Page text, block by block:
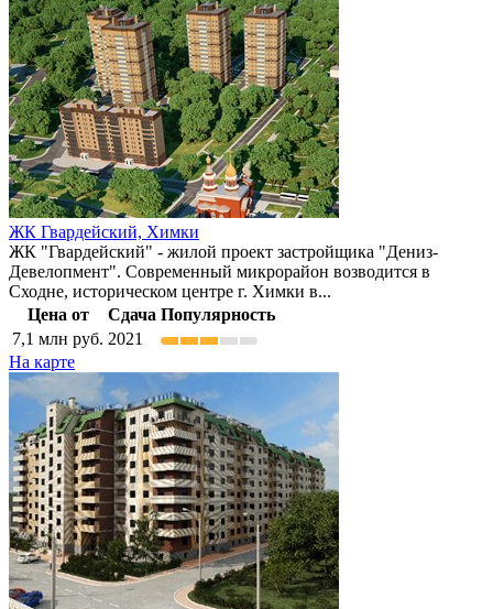
ЖК Гвардейский, Химки
ЖК "Гвардейский" - жилой проект застройщика "Дениз-
Девелопмент". Современный микрорайон возводится в
Сходне, историческом центре г. Химки в...
Цена от
Сдача Популярность
7,1 млн руб. 2021
На карте